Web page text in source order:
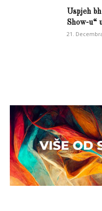
Uspjeh
Show-u“
21.